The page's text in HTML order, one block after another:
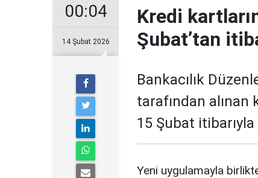
00:04
14 Şubat 2026
Kredi
Şubat’tan
Bankacılık
tarafından
15 Şubat
Yeni uygulamayla